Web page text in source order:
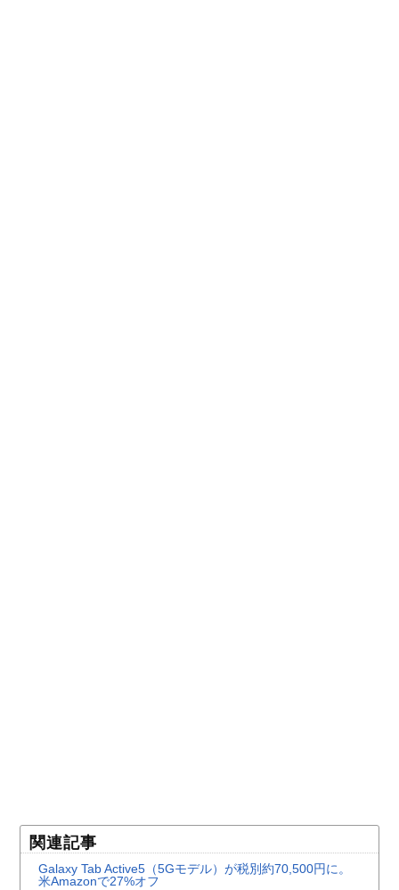
関連記事
Galaxy Tab Active5（5Gモデル）が税別約70,500円に。
米Amazonで27%オフ